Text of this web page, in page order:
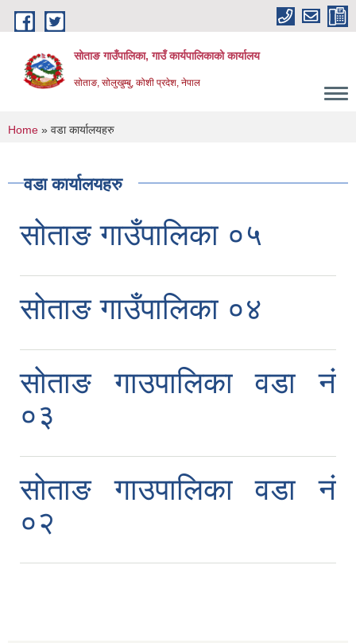
Skip to main content
सोताङ गाउँपालिका, गाउँ कार्यपालिकाको कार्यालय
सोताङ, सोलुखुम्बु, कोशी प्रदेश, नेपाल
You are here
Home » वडा कार्यालयहरु
वडा कार्यालयहरु
सोताङ गाउँपालिका ०५
सोताङ गाउँपालिका ०४
सोताङ गाउपालिका वडा नं
०३
सोताङ गाउपालिका वडा नं
०२